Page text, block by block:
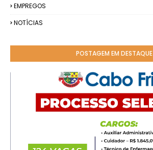
EMPREGOS
NOTÍCIAS
POSTAGEM EM DESTAQUE